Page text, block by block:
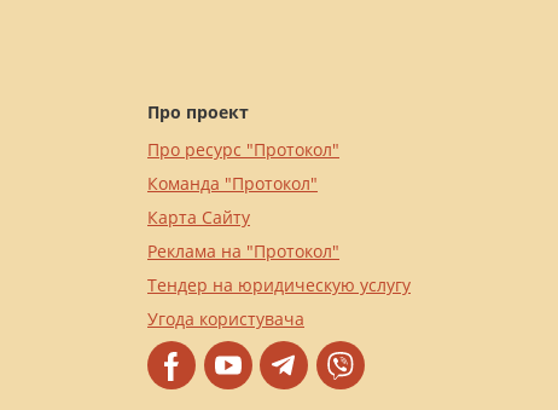
Про проект
Про ресурс "Протокол"
Команда "Протокол"
Карта Сайту
Реклама на "Протокол"
Тендер на юридическую услугу
Угода користувача